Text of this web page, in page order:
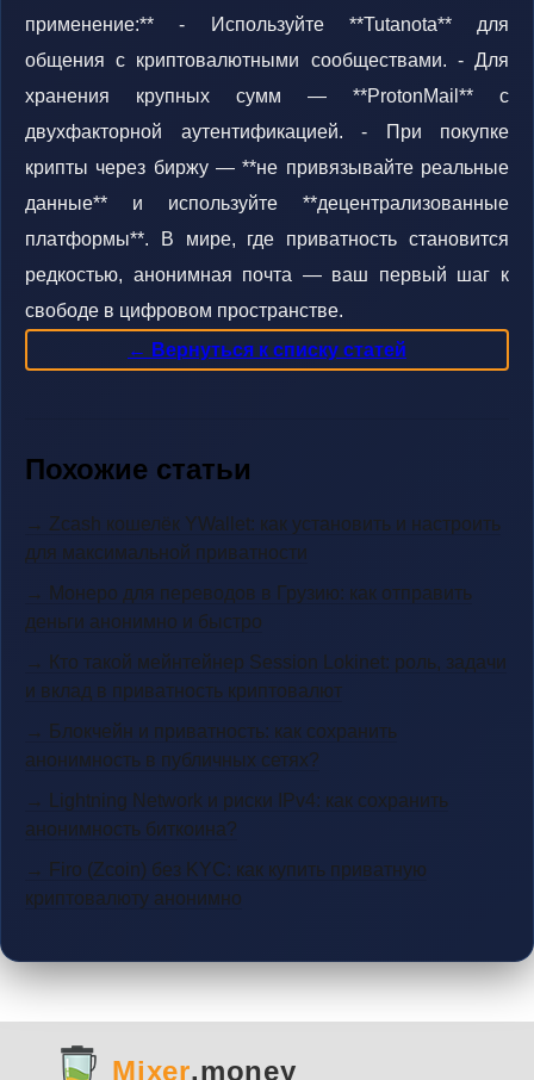
применение:** - Используйте **Tutanota** для
общения с криптовалютными сообществами. - Для
хранения крупных сумм — **ProtonMail** с
двухфакторной аутентификацией. - При покупке
крипты через биржу — **не привязывайте реальные
данные** и используйте **децентрализованные
платформы**. В мире, где приватность становится
редкостью, анонимная почта — ваш первый шаг к
свободе в цифровом пространстве.
← Вернуться к списку статей
Похожие статьи
→ Zcash кошелёк YWallet: как установить и настроить
для максимальной приватности
→ Монеро для переводов в Грузию: как отправить
деньги анонимно и быстро
→ Кто такой мейнтейнер Session Lokinet: роль, задачи
и вклад в приватность криптовалют
→ Блокчейн и приватность: как сохранить
анонимность в публичных сетях?
→ Lightning Network и риски IPv4: как сохранить
анонимность биткоина?
→ Firo (Zcoin) без KYC: как купить приватную
криптовалюту анонимно
Mixer.money